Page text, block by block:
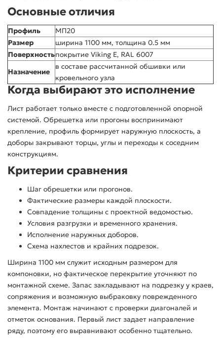
Основные отличия
Профиль
МП20
Размер
ширина 1100 мм, толщина 0.5 мм
Поверхностьпокрытие Viking E, RAL 6007
Назначение
в составе рассчитанной обшивки или
кровельного узла
Когда выбирают это исполнение
Лист работает только вместе с подготовленной опорной
системой. Обрешетка или прогоны воспринимают
крепление, профиль формирует наружную плоскость, а
доборы закрывают торцы, углы и переходы к соседним
конструкциям.
Критерии сравнения
Шаг обрешетки или прогонов.
Фактические размеры каждой плоскости.
Совпадение толщины с проектной ведомостью.
Условия разгрузки и временного хранения.
Исполнение наружных доборов.
Схема нахлестов и крайних подрезок.
Ширина 1100 мм служит исходным размером для
компоновки, но фактическое перекрытие уточняют по
монтажной схеме. Запас закладывают на подрезку у краев,
сопряжения и возможную выбраковку поврежденного
элемента. Монтаж начинают с проверки диагоналей и
отметок основания. Первый лист задает направление
ряду, поэтому его выравнивают особенно тщательно.